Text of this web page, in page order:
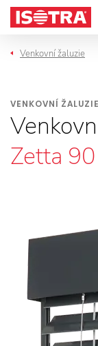
Přeskočit na obsah
Venkovní žaluzie
VENKOVNÍ ŽALUZIE
Zetta 90